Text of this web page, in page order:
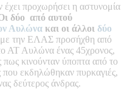
προχωρήσει η αστυνομία
δύο από αυτού
Αυλώνα και οι άλλοι δύο
την ΕΛΑΣ προσήχθη από
ΑΤ Αυλώνα ένας 45χρονος,
πως κινούνταν ύποπτα από το
που εκδηλώθηκαν πυρκαγιές,
δεύτερος άνδρας.